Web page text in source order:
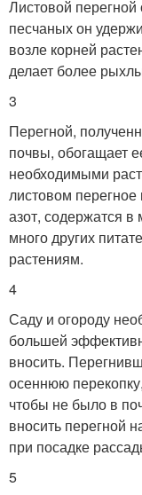
Листовой
песчаных он
возле корней
делает более
3
Перегной,
почвы, обогащает
необходимыми
листовом
азот, содержатся
много других
растениям.
4
Саду и огороду
большей
вносить.
осеннюю
чтобы не было в
вносить перегной
при посадке
5